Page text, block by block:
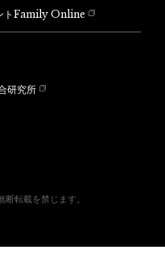
トFamily Online
研究所
転載を禁じます。